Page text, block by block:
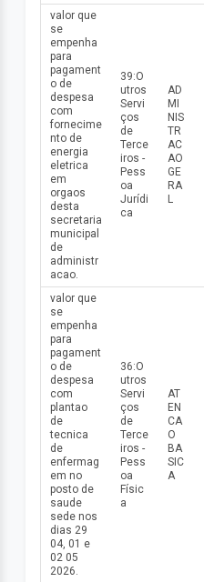
valor que
se
empenha
para
pagament
o de
despesa
com
fornecime
nto de
energia
eletrica
em
orgaos
desta
secretaria
municipal
de
administr
acao.
39:O
utros
Servi
ços
de
Terce
iros -
Pess
oa
Jurídi
ca
AD
MI
NIS
TR
AC
AO
GE
RA
L
valor que
se
empenha
para
pagament
o de
despesa
com
plantao
de
tecnica
de
enfermag
em no
posto de
saude
sede nos
dias 29
04, 01 e
02 05
2026.
36:O
utros
Servi
ços
de
Terce
iros -
Pess
oa
Físic
a
AT
EN
CA
O
BA
SIC
A